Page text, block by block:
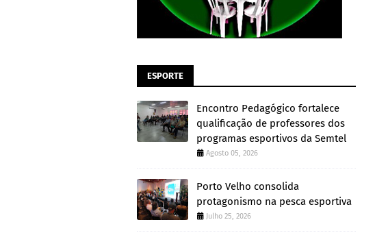
ESPORTE
Encontro Pedagógico fortalece
qualificação de professores dos
programas esportivos da Semtel
Agosto 05, 2026
Porto Velho consolida
protagonismo na pesca esportiva
Julho 25, 2026